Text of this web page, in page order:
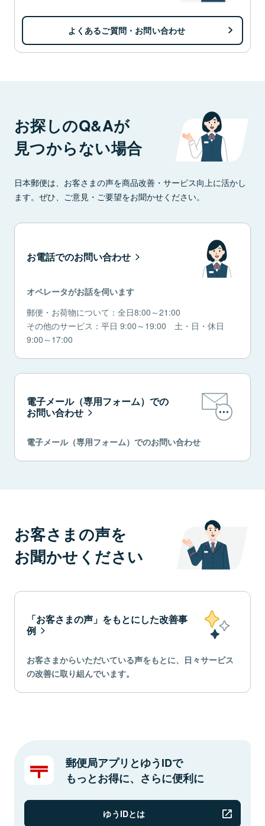
よくあるご質問・お問い合わせ
お探しのQ&Aが
見つからない場合
日本郵便は、お客さまの声を商品改善・サービス向上に活かし
ます。ぜひ、ご意見・ご要望をお聞かせください。
お電話でのお問い合わせ
オペレータがお話を伺います
郵便・お荷物について：全日8:00～21:00
その他のサービス：平日 9:00～19:00 土・日・休日
9:00～17:00
電子メール（専用フォーム）での
お問い合わせ
電子メール（専用フォーム）でのお問い合わせ
お客さまの声を
お聞かせください
「お客さまの声」をもとにした改善事
例
お客さまからいただいている声をもとに、日々サービス
の改善に取り組んでいます。
郵便局アプリとゆうIDで
もっとお得に、さらに便利に
ゆうIDとは